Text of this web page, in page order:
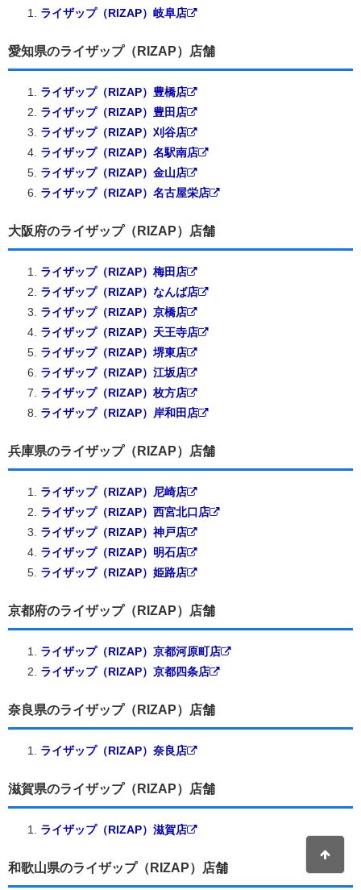
ライザップ（RIZAP）岐阜店
愛知県のライザップ（RIZAP）店舗
ライザップ（RIZAP）豊橋店
ライザップ（RIZAP）豊田店
ライザップ（RIZAP）刈谷店
ライザップ（RIZAP）名駅南店
ライザップ（RIZAP）金山店
ライザップ（RIZAP）名古屋栄店
大阪府のライザップ（RIZAP）店舗
ライザップ（RIZAP）梅田店
ライザップ（RIZAP）なんば店
ライザップ（RIZAP）京橋店
ライザップ（RIZAP）天王寺店
ライザップ（RIZAP）堺東店
ライザップ（RIZAP）江坂店
ライザップ（RIZAP）枚方店
ライザップ（RIZAP）岸和田店
兵庫県のライザップ（RIZAP）店舗
ライザップ（RIZAP）尼崎店
ライザップ（RIZAP）西宮北口店
ライザップ（RIZAP）神戸店
ライザップ（RIZAP）明石店
ライザップ（RIZAP）姫路店
京都府のライザップ（RIZAP）店舗
ライザップ（RIZAP）京都河原町店
ライザップ（RIZAP）京都四条店
奈良県のライザップ（RIZAP）店舗
ライザップ（RIZAP）奈良店
滋賀県のライザップ（RIZAP）店舗
ライザップ（RIZAP）滋賀店
和歌山県のライザップ（RIZAP）店舗